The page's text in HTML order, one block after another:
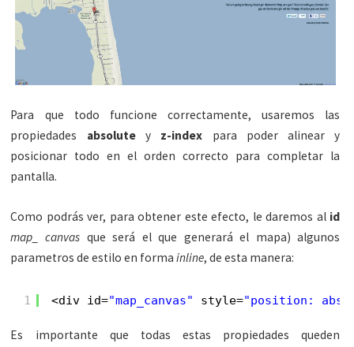
Para que todo funcione correctamente, usaremos las
propiedades absolutey z-index para poder alinear y
posicionar todo en el orden correcto para completar la
pantalla.
Como podrás ver, para obtener este efecto, le daremos al id
map_ canvasque será el que generará el mapa) algunos
parametros de estilo en forma inline, de esta manera:
1 <div id="map_canvas" style="position:
Es importante que todas estas propiedades queden